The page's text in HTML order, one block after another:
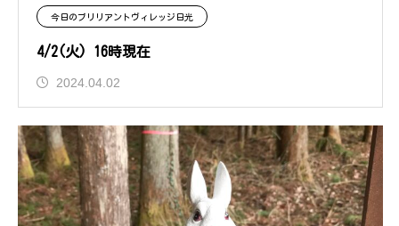
今日のブリリアントヴィレッジ日光
4/2(火) 16時現在
2024.04.02